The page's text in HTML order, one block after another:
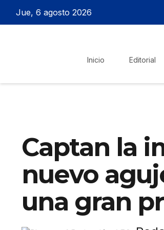
Jue, 6 agosto 2026
Inicio Editorial
Captan la
nuevo
una gran